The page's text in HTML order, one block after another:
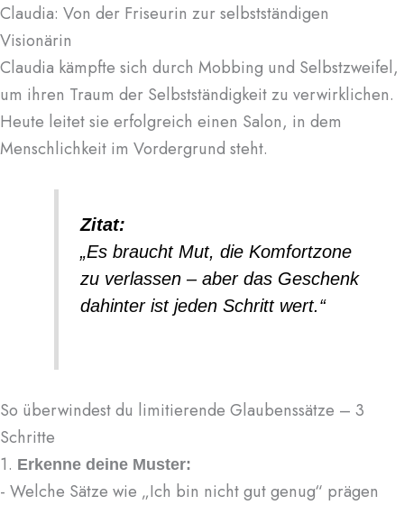
Claudia: Von der Friseurin zur selbstständigen
Visionärin
Claudia kämpfte sich durch Mobbing und Selbstzweifel,
um ihren Traum der Selbstständigkeit zu verwirklichen.
Heute leitet sie erfolgreich einen Salon, in dem
Menschlichkeit im Vordergrund steht.
Zitat:
„Es braucht Mut, die Komfortzone
zu verlassen – aber das Geschenk
dahinter ist jeden Schritt wert.“
So überwindest du limitierende Glaubenssätze – 3
Schritte
1. Erkenne deine Muster:
- Welche Sätze wie „Ich bin nicht gut genug“ prägen